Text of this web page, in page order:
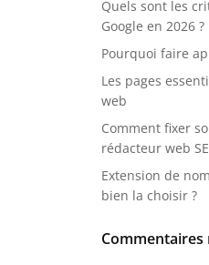
Quels sont les
Google en 2026 ?
Pourquoi faire
Les pages
web
Comment fixer
rédacteur web
Extension de
bien la choisir ?
Commentaires